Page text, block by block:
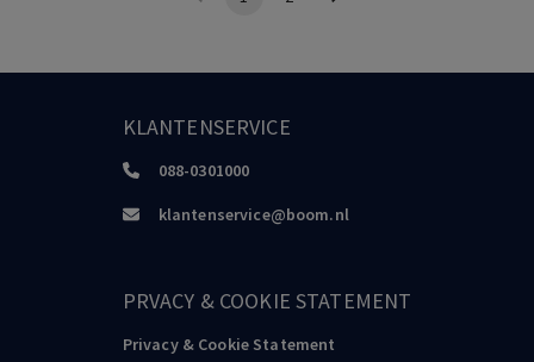
KLANTENSERVICE
088-0301000
klantenservice@boom.nl
PRVACY & COOKIE STATEMENT
Privacy & Cookie Statement